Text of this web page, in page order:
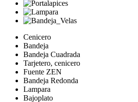
Cenicero
Bandeja
Bandeja Cuadrada
Tarjetero, cenicero
Fuente ZEN
Bandeja Redonda
Lampara
Bajoplato